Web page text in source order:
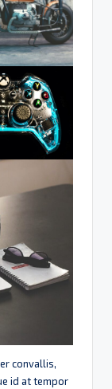
convallis,
id at tempor